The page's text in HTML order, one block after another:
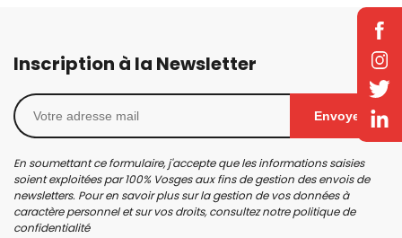
Inscription à la Newsletter
Envoyer
En soumettant ce formulaire, j'accepte que les informations saisies
soient exploitées par 100% Vosges aux fins de gestion des envois de
newsletters. Pour en savoir plus sur la gestion de vos données à
caractère personnel et sur vos droits, consultez notrepolitique de
confidentialité